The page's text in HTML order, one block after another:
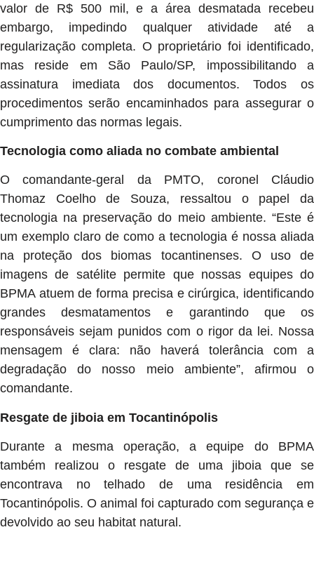
valor de R$ 500 mil, e a área desmatada recebeu
embargo, impedindo qualquer atividade até a
regularização completa. O proprietário foi identificado,
mas reside em São Paulo/SP, impossibilitando a
assinatura imediata dos documentos. Todos os
procedimentos serão encaminhados para assegurar o
cumprimento das normas legais.
Tecnologia como aliada no combate ambiental
O comandante-geral da PMTO, coronel Cláudio
Thomaz Coelho de Souza, ressaltou o papel da
tecnologia na preservação do meio ambiente. “Este é
um exemplo claro de como a tecnologia é nossa aliada
na proteção dos biomas tocantinenses. O uso de
imagens de satélite permite que nossas equipes do
BPMA atuem de forma precisa e cirúrgica, identificando
grandes desmatamentos e garantindo que os
responsáveis sejam punidos com o rigor da lei. Nossa
mensagem é clara: não haverá tolerância com a
degradação do nosso meio ambiente”, afirmou o
comandante.
Resgate de jiboia em Tocantinópolis
Durante a mesma operação, a equipe do BPMA
também realizou o resgate de uma jiboia que se
encontrava no telhado de uma residência em
Tocantinópolis. O animal foi capturado com segurança e
devolvido ao seu habitat natural.